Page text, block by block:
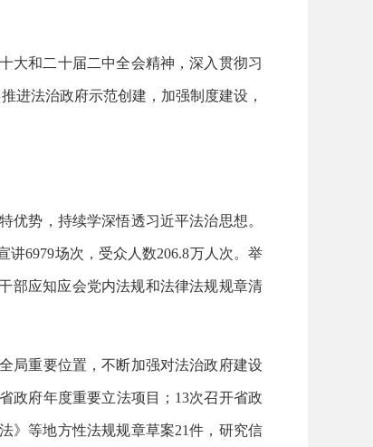
和二十届二中全会精神，深入贯彻习
进法治政府示范创建，加强制度建设，
优势，持续学深悟透习近平法治思想。
6979场次，受众人数206.8万人次。举
部应知应会党内法规和法律法规规章清
局重要位置，不断加强对法治政府建设
政府年度重要立法项目；13次召开省政
》等地方性法规规章草案21件，研究信